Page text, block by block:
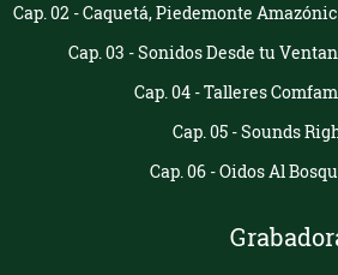
Cap. 02 - Caquetá, Piedemonte
Cap. 03 - Sonidos Desde tu
Cap. 04 - Talleres
Cap. 05 - Sounds
Cap. 06 - Oidos Al